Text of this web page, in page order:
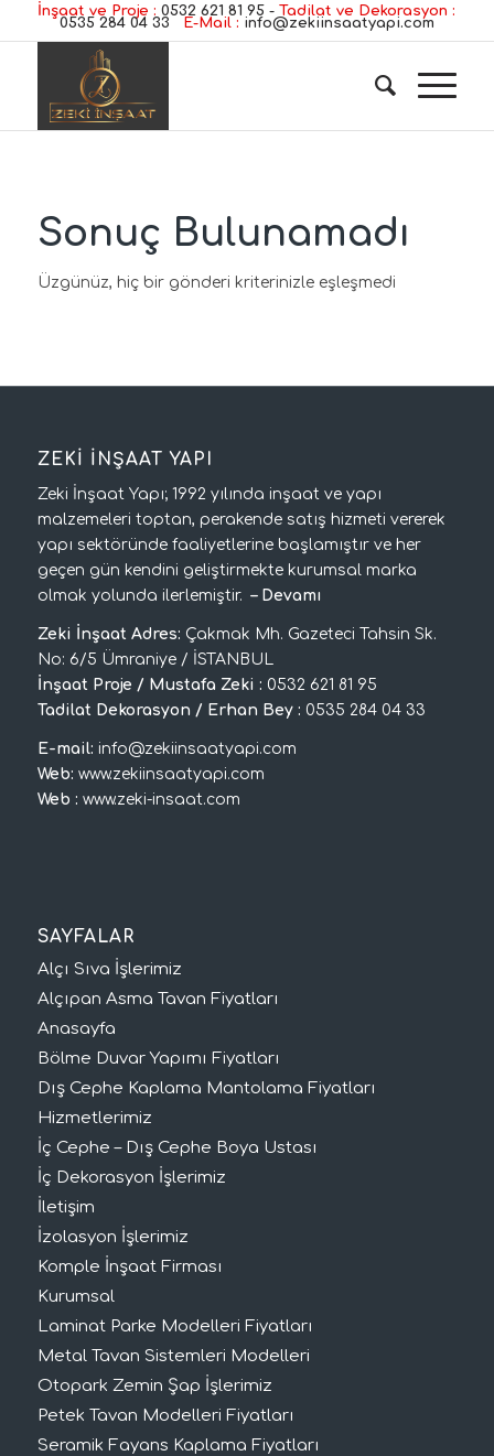
İnşaat ve Proje : 0532 621 81 95 - Tadilat ve Dekorasyon :
0535 284 04 33 E-Mail : info@zekiinsaatyapi.com
Sonuç Bulunamadı
Üzgünüz, hiç bir gönderi kriterinizle eşleşmedi
ZEKİ İNŞAAT YAPI
Zeki İnşaat Yapı; 1992 yılında inşaat ve yapı
malzemeleri toptan, perakende satış hizmeti vererek
yapı sektöründe faaliyetlerine başlamıştır ve her
geçen gün kendini geliştirmekte kurumsal marka
olmak yolunda ilerlemiştir.– Devamı
Zeki İnşaat Adres: Çakmak Mh. Gazeteci Tahsin Sk.
No: 6/5 Ümraniye / İSTANBUL
İnşaat Proje / Mustafa Zeki : 0532 621 81 95
Tadilat Dekorasyon / Erhan Bey : 0535 284 04 33
E-mail: info@zekiinsaatyapi.com
Web: www.zekiinsaatyapi.com
Web : www.zeki-insaat.com
SAYFALAR
Alçı Sıva İşlerimiz
Alçıpan Asma Tavan Fiyatları
Anasayfa
Bölme Duvar Yapımı Fiyatları
Dış Cephe Kaplama Mantolama Fiyatları
Hizmetlerimiz
İç Cephe – Dış Cephe Boya Ustası
İç Dekorasyon İşlerimiz
İletişim
İzolasyon İşlerimiz
Komple İnşaat Firması
Kurumsal
Laminat Parke Modelleri Fiyatları
Metal Tavan Sistemleri Modelleri
Otopark Zemin Şap İşlerimiz
Petek Tavan Modelleri Fiyatları
Seramik Fayans Kaplama Fiyatları